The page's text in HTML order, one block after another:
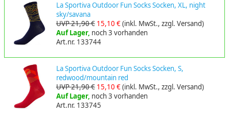
La Sportiva Outdoor Fun Socks Socken, XL, night
sky/savana
UVP 21,90 € 15,10 €(inkl. MwSt., zzgl. Versand)
Auf Lager, noch 3 vorhanden
Art.nr. 133744
La Sportiva Outdoor Fun Socks Socken, S,
redwood/mountain red
UVP 21,90 € 15,10 €(inkl. MwSt., zzgl. Versand)
Auf Lager, noch 3 vorhanden
Art.nr. 133745